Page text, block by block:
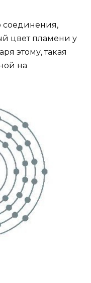
соединения,
цвет пламени у
этому, такая
на